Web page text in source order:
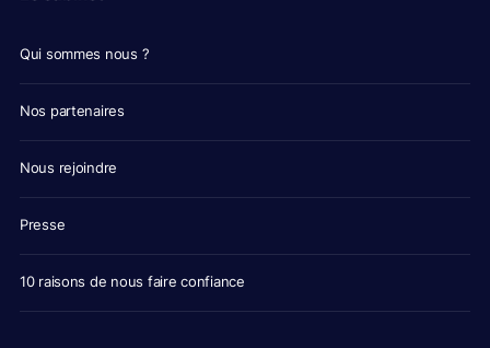
Qui sommes nous ?
Nos partenaires
Nous rejoindre
Presse
10 raisons de nous faire confiance